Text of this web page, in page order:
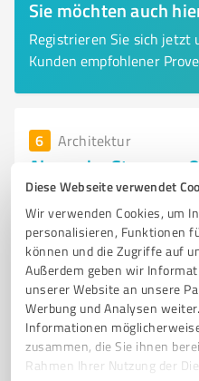
Diese Webseite verwendet
Wir verwenden Cookies, um
personalisieren, Funktionen
können und die Zugriffe auf
Außerdem geben wir
unserer Website an unsere
Werbung und Analysen
Informationen
zusammen, die Sie ihnen
Rahmen Ihrer Nutzung der
Sie möchten auch
Registrieren Sie sich jetzt
Kunden empfohlener
6 Architektur
Alexander Stemmer
Architektur- und
für Bauprojekte in
ARCHITEKTUR INGENIEURBÜRO
ÖFFENTLICHE BAUTEN
BAULEITUNG STATIK
NACHHALTIGE ARCHITEKTUR
Hägleweg 11, 78359